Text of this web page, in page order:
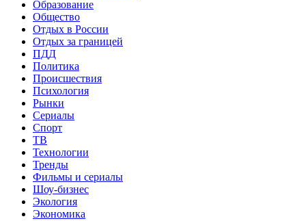
Образование
Общество
Отдых в России
Отдых за границей
ПДД
Политика
Происшествия
Психология
Рынки
Сериалы
Спорт
ТВ
Технологии
Тренды
Фильмы и сериалы
Шоу-бизнес
Экология
Экономика